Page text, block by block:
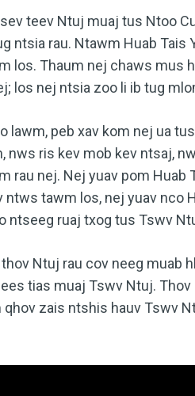
teev Ntuj muaj tus Ntoo
ntsia rau. Ntawm Huab Tais
los. Thaum nej chaws mus
los nej ntsia zoo li ib tug
lawm, peb xav kom nej ua
nws ris kev mob kev ntsaj,
rau nej. Nej yuav pom
ntws tawm los, nej yuav nco
ntseeg ruaj txog tus Tswv
Ntuj rau cov neeg muab
tias muaj Tswv Ntuj.
zais ntshis hauv Tswv